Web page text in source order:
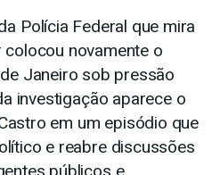
Polícia Federal que mira
novamente o
Janeiro sob pressão
investigação aparece o
em um episódio que
e reabre discussões